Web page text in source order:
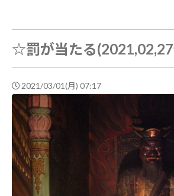
☆罰が当たる
2021/03/01(月) 07:17